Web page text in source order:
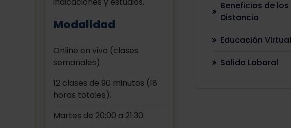
indicaciones y estudios.
Modalidad
Online en vivo (clases
semanales).
12 clases de 90 minutos (18
horas totales).
Martes de 20:00 a 21:30.
Beneficios de
Distancia
Educación Virtual
Salida Laboral